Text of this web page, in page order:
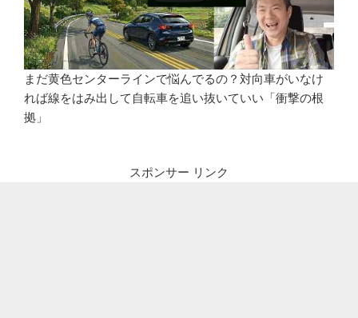
まだ黄色センターラインで悩んでるの？対向車がいなけ
れば線をはみ出して自転車を追い抜いていい「衝撃の根
拠」
スポンサー リンク